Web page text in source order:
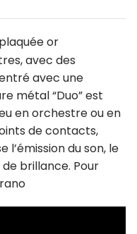
or
avec des
avec une
métal “Duo” est
en orchestre ou en
de contacts,
du son, le
brillance. Pour